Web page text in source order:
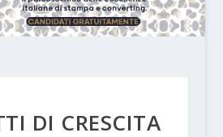
DI CRESCITA